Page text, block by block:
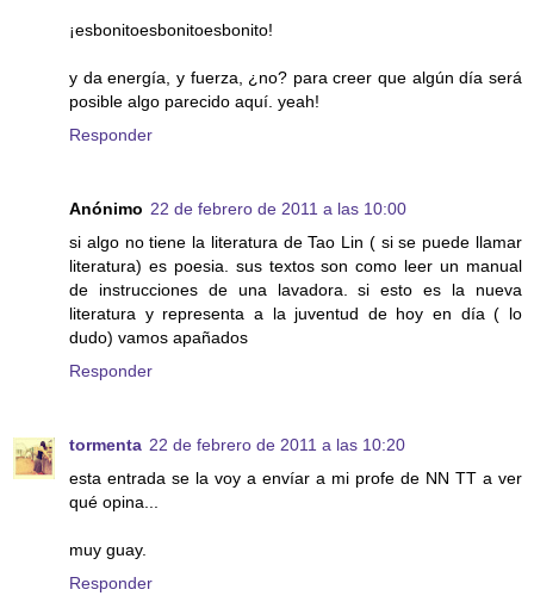
¡esbonitoesbonitoesbonito!
y da energía, y fuerza, ¿no? para creer que algún día será
posible algo parecido aquí. yeah!
Responder
Anónimo 22 de febrero de 2011 a las 10:00
si algo no tiene la literatura de Tao Lin ( si se puede llamar
literatura) es poesia. sus textos son como leer un manual
de instrucciones de una lavadora. si esto es la nueva
literatura y representa a la juventud de hoy en día ( lo
dudo) vamos apañados
Responder
tormenta 22 de febrero de 2011 a las 10:20
esta entrada se la voy a envíar a mi profe de NN TT a ver
qué opina...
muy guay.
Responder